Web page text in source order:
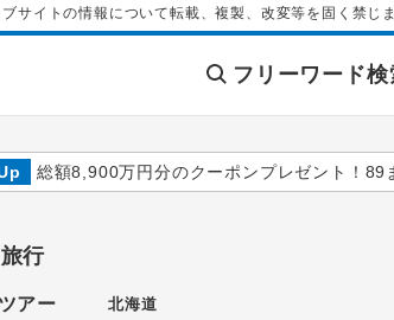
サイトの情報について転載、複製、改変等を固く禁じま
フリーワード検
総額8,900万円分のクーポンプレゼント！89
行
アー
北海道